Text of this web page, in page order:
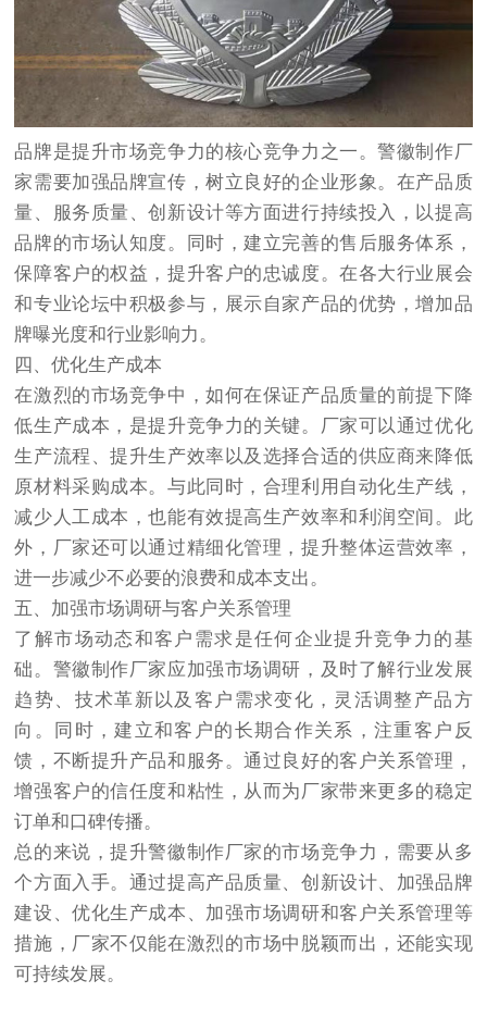
品牌是提升市场竞争力的核心竞争力之一。警徽制作厂
家需要加强品牌宣传，树立良好的企业形象。在产品质
量、服务质量、创新设计等方面进行持续投入，以提高
品牌的市场认知度。同时，建立完善的售后服务体系，
保障客户的权益，提升客户的忠诚度。在各大行业展会
和专业论坛中积极参与，展示自家产品的优势，增加品
牌曝光度和行业影响力。
四、优化生产成本
在激烈的市场竞争中，如何在保证产品质量的前提下降
低生产成本，是提升竞争力的关键。厂家可以通过优化
生产流程、提升生产效率以及选择合适的供应商来降低
原材料采购成本。与此同时，合理利用自动化生产线，
减少人工成本，也能有效提高生产效率和利润空间。此
外，厂家还可以通过精细化管理，提升整体运营效率，
进一步减少不必要的浪费和成本支出。
五、加强市场调研与客户关系管理
了解市场动态和客户需求是任何企业提升竞争力的基
础。警徽制作厂家应加强市场调研，及时了解行业发展
趋势、技术革新以及客户需求变化，灵活调整产品方
向。同时，建立和客户的长期合作关系，注重客户反
馈，不断提升产品和服务。通过良好的客户关系管理，
增强客户的信任度和粘性，从而为厂家带来更多的稳定
订单和口碑传播。
总的来说，提升警徽制作厂家的市场竞争力，需要从多
个方面入手。通过提高产品质量、创新设计、加强品牌
建设、优化生产成本、加强市场调研和客户关系管理等
措施，厂家不仅能在激烈的市场中脱颖而出，还能实现
可持续发展。